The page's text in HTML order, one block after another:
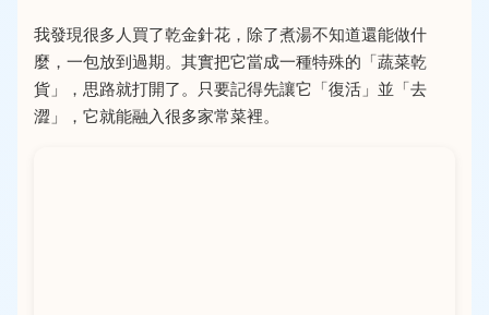
我發現很多人買了乾金針花，除了煮湯不知道還能做什
麼，一包放到過期。其實把它當成一種特殊的「蔬菜乾
貨」，思路就打開了。只要記得先讓它「復活」並「去
澀」，它就能融入很多家常菜裡。